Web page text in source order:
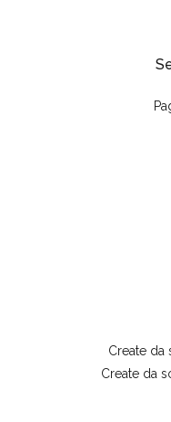
Create da
Create da